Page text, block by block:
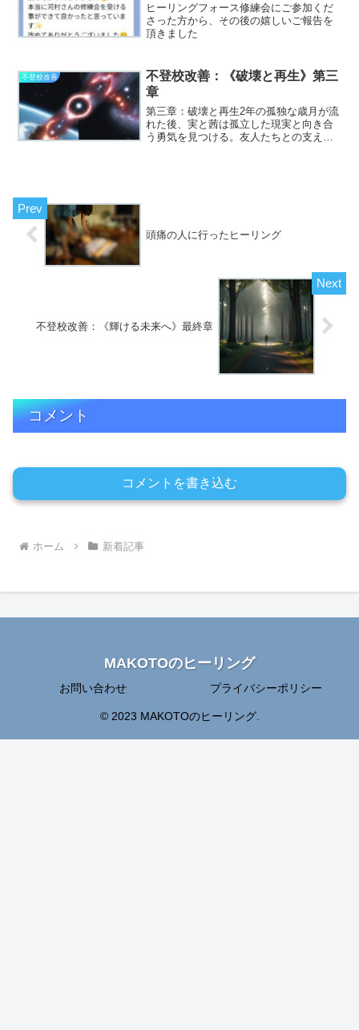
ヒーリングフォース修練会にご参加くだ
さった方から、その後の嬉しいご報告を
頂きました
不登校改善
不登校改善：《破壊と再生》第三
章
第三章：破壊と再生2年の孤独な歳月が流
れた後、実と茜は孤立した現実と向き合
う勇気を見つける。友人たちとの支え
頭痛の人に行ったヒーリング
不登校改善：《輝ける未来へ》最終章
コメント
コメントを書き込む
ホーム 新着記事
MAKOTOのヒーリング
お問い合わせ プライバシーポリシー
© 2023 MAKOTOのヒーリング.